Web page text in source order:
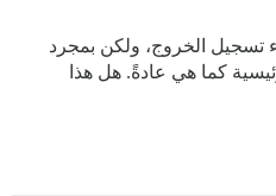
تسجيل الخروج، ولكن بمجرد
كما هي عادةً. هل هذا